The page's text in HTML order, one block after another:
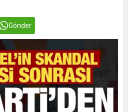
Gönder